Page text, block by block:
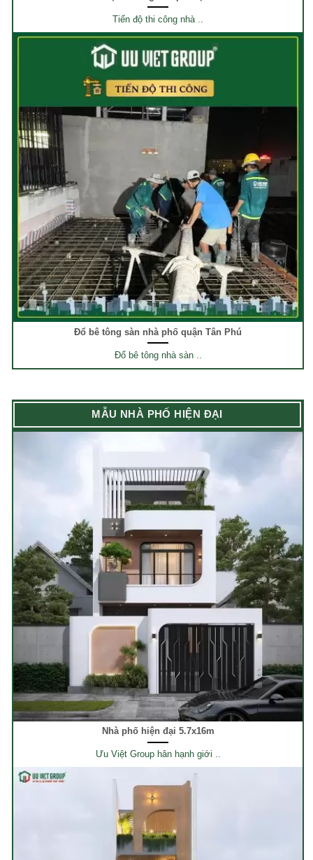
Tiến độ thi công nhà ..
Đổ bê tông sàn nhà phố quận Tân Phú
Đổ bê tông nhà sàn ..
MẪU NHÀ PHỐ HIỆN ĐẠI
Nhà phố hiện đại 5.7x16m
Ưu Việt Group hân hạnh giới ..